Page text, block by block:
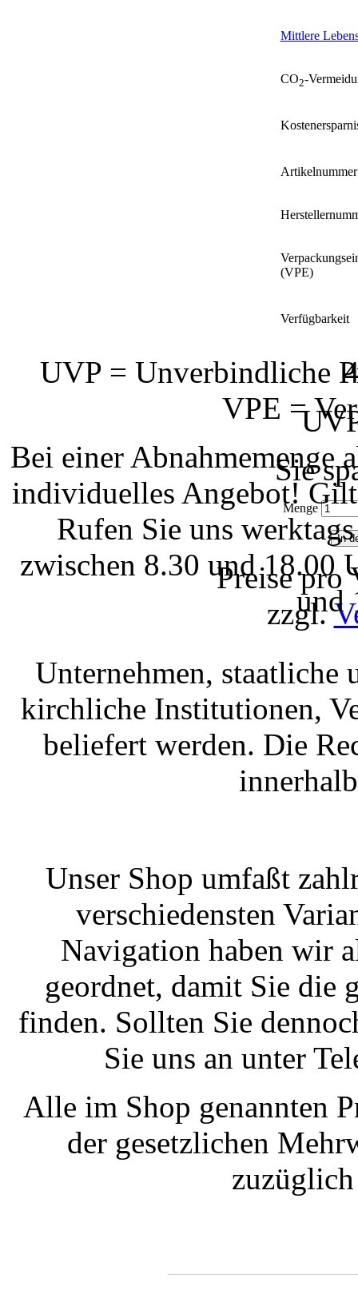
Mittlere
CO2-
Artikelnummer
(VPE)
Verfügbarkeit
Sie
Menge
Preise
zzgl.
UVP = Unverbindliche
VPE =
Bei einer Abnahmemenge
individuelles Angebot!
Rufen Sie uns
zwischen 8.30 und 18.00
und
Unternehmen,
kirchliche Institutionen,
beliefert werden. Die
Unser Shop umfaßt
verschiedensten
Navigation haben wir
geordnet, damit Sie die
finden. Sollten Sie
Sie uns an unter
Alle im Shop genannten
der gesetzlichen